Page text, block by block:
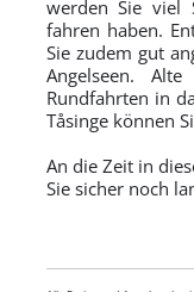
werden Sie viel
fahren haben.
Sie zudem gut
Angelseen.
Rundfahrten in
Tåsinge können
An die Zeit in
Sie sicher noch